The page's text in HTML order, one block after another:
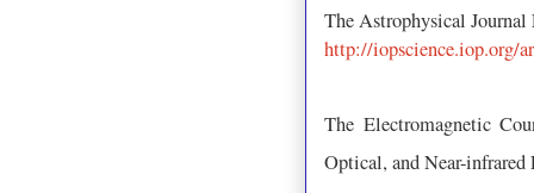
The Astrophysical
http://iopscience.iop.org/
The Electromagnetic
Optical, and Near-